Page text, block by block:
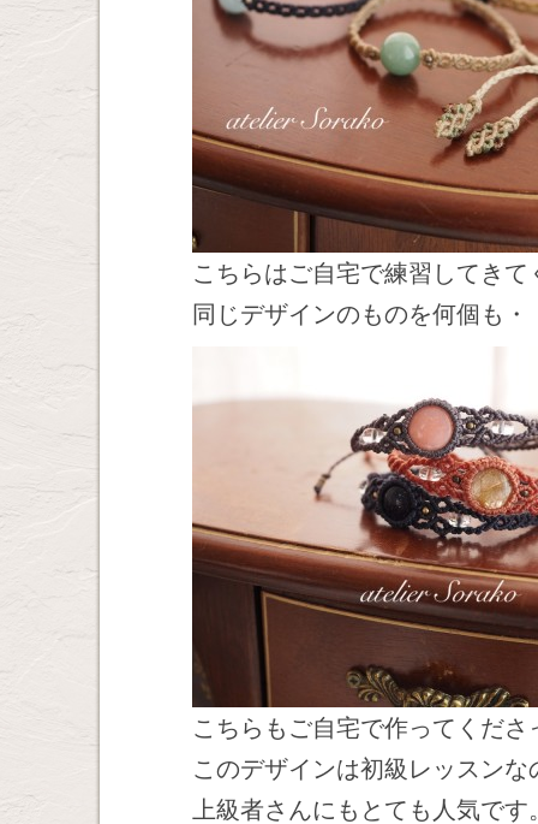
こちらはご自宅で練習してき
同じデザインのものを何個も・
こちらもご自宅で作ってくだ
このデザインは初級レッスンな
上級者さんにもとても人気です